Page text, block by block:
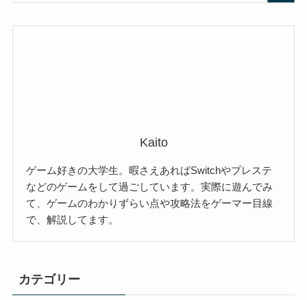
Kaito
ゲーム好きの大学生。暇さえあればSwitchやプレステ
などのゲームをして過ごしています。実際に遊んでみ
て、ゲームのわかりずらい点や攻略法をゲーマー目線
で、解説してます。
カテゴリー